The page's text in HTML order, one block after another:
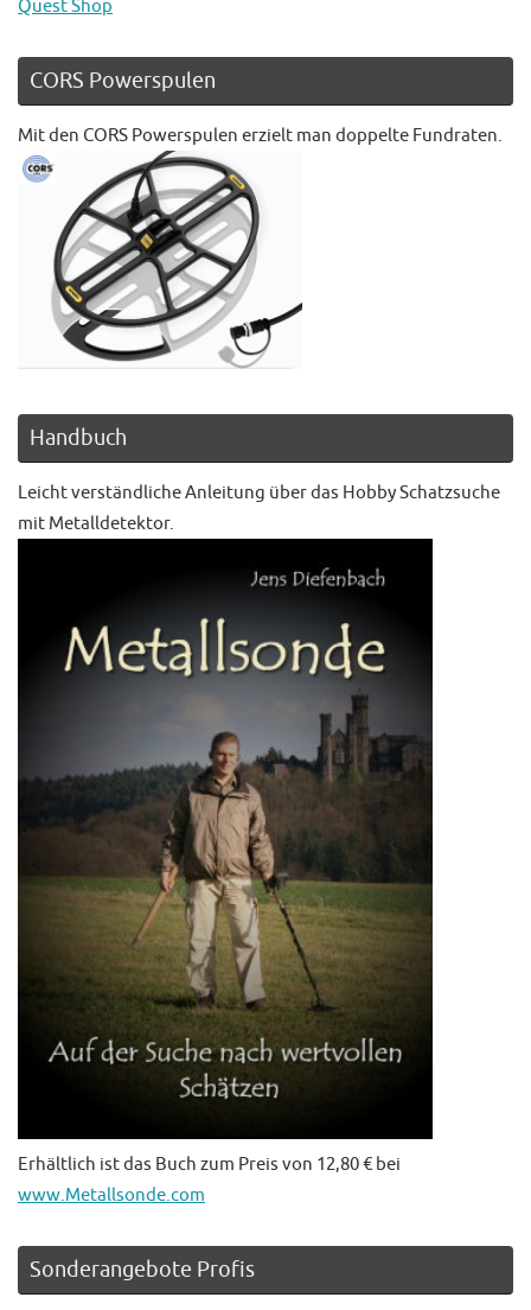
Quest Shop
CORS Powerspulen
Mit den CORS Powerspulen erzielt man doppelte Fundraten.
Handbuch
Leicht verständliche Anleitung über das Hobby Schatzsuche
mit Metalldetektor.
Erhältlich ist das Buch zum Preis von 12,80 € bei
www.Metallsonde.com
Sonderangebote Profis